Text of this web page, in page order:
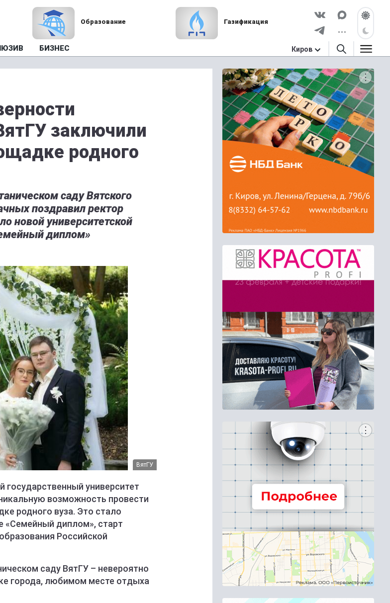
Образование Газификация
БИЗНЕС Киров
заключили
родного
саду Вятского
поздравил ректор
новой университетской
диплом»
ВятГУ
государственный университет
возможность провести
родного вуза. Это стало
«Семейный диплом», старт
Российской
саду ВятГУ – невероятно
города, любимом месте отдыха